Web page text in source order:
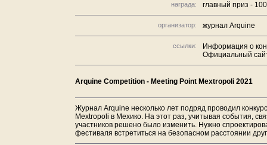
награда: главный приз -
организатор: журнал Arquine
ссылки:
Информация о
Официальный
Arquine Competition - Meeting Point Mextropoli 2021
Журнал Arquine несколько лет подряд проводил
Mextropoli в Мехико. На этот раз, учитывая события,
участников решено было изменить. Нужно
фестиваля встретиться на безопасном расстоянии